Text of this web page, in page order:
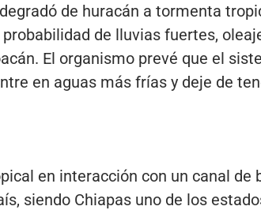
de huracán a tormenta
de lluvias fuertes,
El organismo prevé que el
en aguas más frías y deje de
en interacción con un canal de
siendo Chiapas uno de los